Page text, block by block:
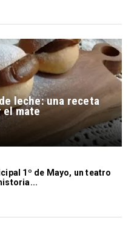
leche: una receta
el mate
1º de Mayo, un teatro